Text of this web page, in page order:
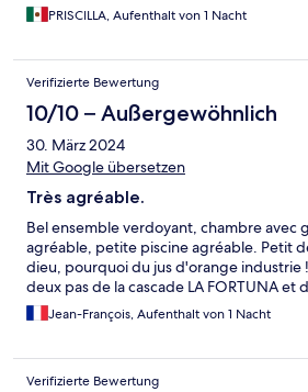
PRISCILLA, Aufenthalt von 1 Nacht
Verifizierte Bewertung
10/10 – Außergewöhnlich
30. März 2024
Mit Google übersetzen
Très agréable.
Bel ensemble verdoyant, chambre avec
agréable, petite piscine agréable. Petit
dieu, pourquoi du jus d'orange industrie
deux pas de la cascade LA FORTUNA et
Jean-François, Aufenthalt von 1 Nacht
Verifizierte Bewertung